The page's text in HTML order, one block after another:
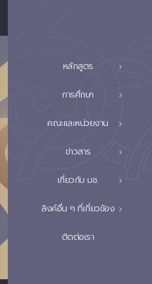
หลักสูตร
การศึกษา
คณะและหน่วยงาน
ข่าวสาร
เกี่ยวกับ มช.
ลิงค์อื่น ๆ ที่เกี่ยวข้อง
ติดต่อเรา